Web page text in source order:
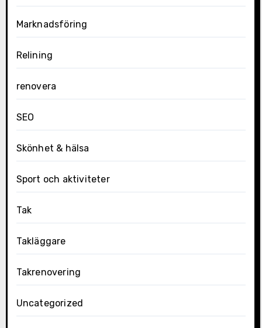
Marknadsföring
Relining
renovera
SEO
Skönhet & hälsa
Sport och aktiviteter
Tak
Takläggare
Takrenovering
Uncategorized